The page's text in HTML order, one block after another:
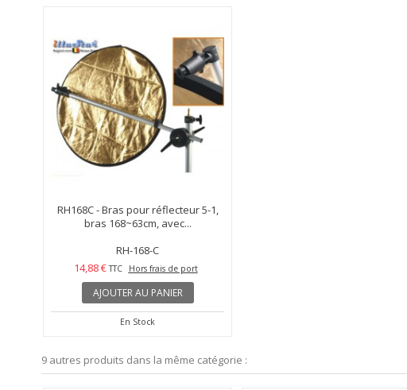
RH168C - Bras pour réflecteur 5-1,
bras 168~63cm, avec...
RH-168-C
14,88 € TTC Hors frais de port
AJOUTER AU PANIER
En Stock
9 autres produits dans la même catégorie :